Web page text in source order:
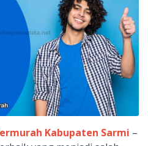
Kabupaten Sarmi –